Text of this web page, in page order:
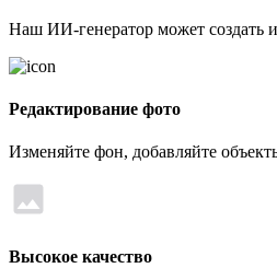
Наш ИИ-генератор может создать
Редактирование фото
Изменяйте фон, добавляйте
Высокое качество